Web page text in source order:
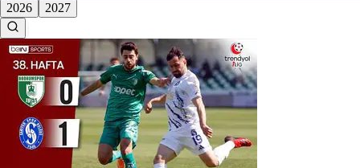
🇬🇧
Choose
language
2026 2027